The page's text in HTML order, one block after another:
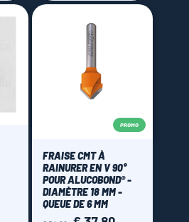
PROMO
FRAISE CMT À
RAINURER EN V 90°
POUR ALUCOBOND® -
DIAMÈTRE 18 MM -
QUEUE DE 6 MM